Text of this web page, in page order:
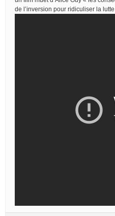
de l’inversion pour ridiculiser la lutte